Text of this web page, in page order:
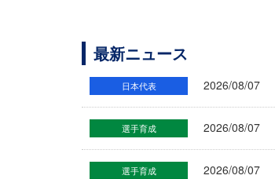
最新ニュース
日本代表 2026/08/07
選手育成 2026/08/07
選手育成 2026/08/07